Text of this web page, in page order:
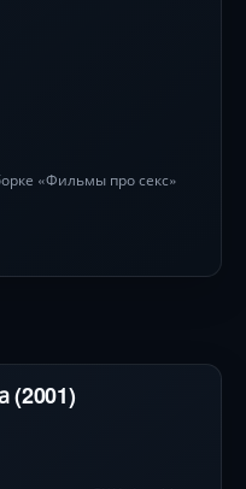
каждое
становится
не смотря на позицию
«Фильмы про секс»
(2001)